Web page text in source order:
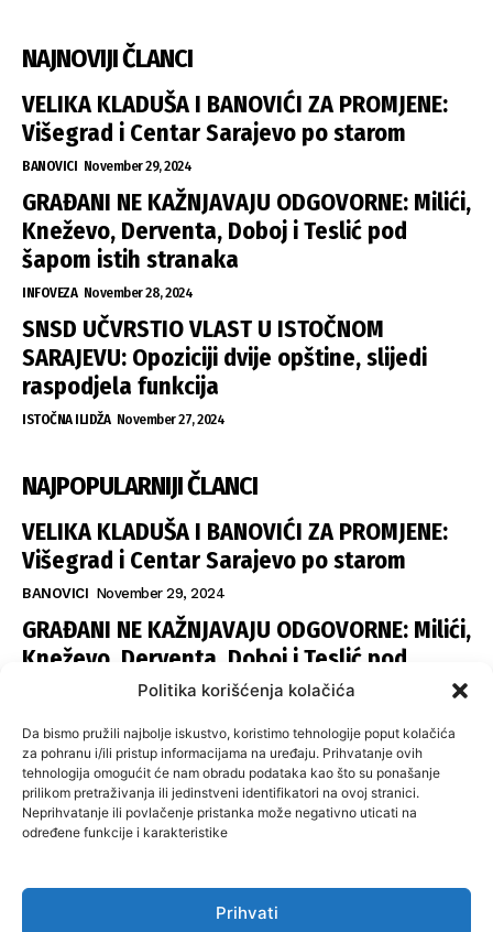
Politika korišćenja kolačića
Da bismo pružili najbolje iskustvo, koristimo tehnologije poput kolačića
za pohranu i/ili pristup informacijama na uređaju. Prihvatanje ovih
tehnologija omogućit će nam obradu podataka kao što su ponašanje
prilikom pretraživanja ili jedinstveni identifikatori na ovoj stranici.
Neprihvatanje ili povlačenje pristanka može negativno uticati na
određene funkcije i karakteristike
Prihvati
NAJNOVIJI ČLANCI
VELIKA KLADUŠA I BANOVIĆI ZA PROMJENE:
Višegrad i Centar Sarajevo po starom
BANOVICI November 29, 2024
GRAĐANI NE KAŽNJAVAJU ODGOVORNE: Milići,
Kneževo, Derventa, Doboj i Teslić pod
šapom istih stranaka
INFOVEZA November 28, 2024
SNSD UČVRSTIO VLAST U ISTOČNOM
SARAJEVU: Opoziciji dvije opštine, slijedi
raspodjela funkcija
ISTOČNA ILIDŽA November 27, 2024
NAJPOPULARNIJI ČLANCI
VELIKA KLADUŠA I BANOVIĆI ZA PROMJENE:
Višegrad i Centar Sarajevo po starom
BANOVICI November 29, 2024
GRAĐANI NE KAŽNJAVAJU ODGOVORNE: Milići,
Kneževo, Derventa, Doboj i Teslić pod
šapom istih stranaka
SNSD UČVRSTIO VLAST U ISTOČNOM
SARAJEVU: Opoziciji dvije opštine, slijedi
raspodjela funkcija